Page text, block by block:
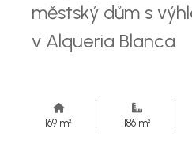
městský dům s
v Alqueria Blanca
169 m² 186 m²